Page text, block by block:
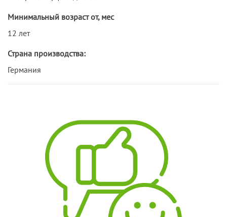
Минимальный возраст от, мес
12 лет
Страна производства:
Германия